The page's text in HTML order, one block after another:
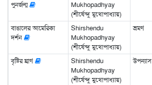
পুনর্জন্ম
Mukhopadhyay
(শীর্ষেন্দু মুখোপাধ্যায়)
বাঙালের আমেরিকা
দর্শন
Shirshendu
Mukhopadhyay
(শীর্ষেন্দু মুখোপাধ্যায়)
ভ্রমণ
বৃষ্টির ঘ্রাণ
Shirshendu
Mukhopadhyay
(শীর্ষেন্দু মুখোপাধ্যায়)
উপন্যাস